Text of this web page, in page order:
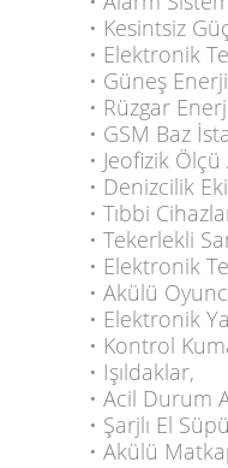
• Kesintsiz
• Elektronik
• Güneş
• Rüzgar
• GSM Baz
• Jeofizik
• Denizcilik
• Tıbbi
• Tekerlekli
• Elektronik
• Akülü
• Elektronik
• Kontrol
• Işıldaklar,
• Acil Durum
• Şarjlı El
• Akülü